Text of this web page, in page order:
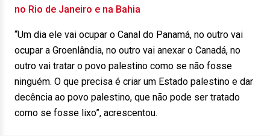
no Rio de Janeiro e na Bahia
“Um dia ele vai ocupar o Canal do Panamá, no outro vai
ocupar a Groenlândia, no outro vai anexar o Canadá, no
outro vai tratar o povo palestino como se não fosse
ninguém. O que precisa é criar um Estado palestino e dar
decência ao povo palestino, que não pode ser tratado
como se fosse lixo”, acrescentou.